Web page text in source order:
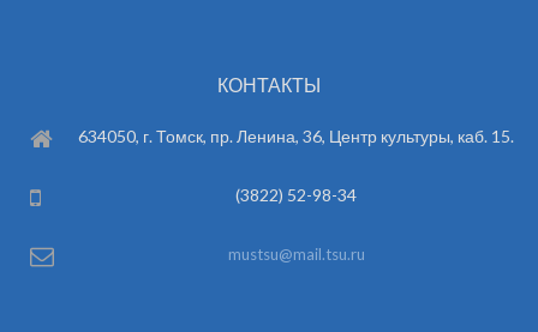
КОНТАКТЫ
634050, г. Томск, пр. Ленина, 36, Центр культуры, каб. 15.
(3822) 52-98-34
mustsu@mail.tsu.ru